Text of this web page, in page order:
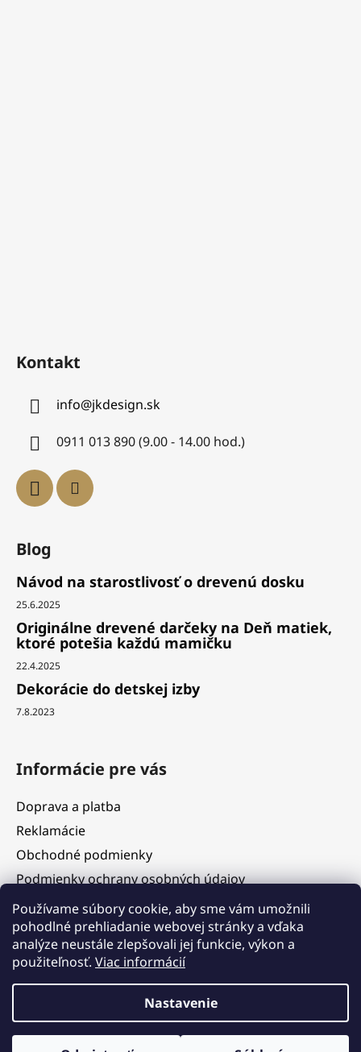
Používame súbory cookie, aby sme vám umožnili
pohodlné prehliadanie webovej stránky a vďaka
analýze neustále zlepšovali jej funkcie, výkon a
použiteľnosť. Viac informácií
Nastavenie
dovolenku. V tomto období budú objednávky prijímané, ich
expedícia však bude dočasne pozastavená. Postupné
vybavovanie a odosielanie objednávok začneme od 12. 8. 2026 v
Kontakt
info@jkdesign.sk
0911 013 890 (9.00 - 14.00 hod.)
Blog
Návod na starostlivosť o drevenú dosku
25.6.2025
Originálne drevené darčeky na Deň matiek,
ktoré potešia každú mamičku
22.4.2025
Dekorácie do detskej izby
7.8.2023
Informácie pre vás
Doprava a platba
Reklamácie
Obchodné podmienky
Podmienky ochrany osobných údajov
Služby
Hodnotenie obchodu
Blog
Vytvoril Shoptet